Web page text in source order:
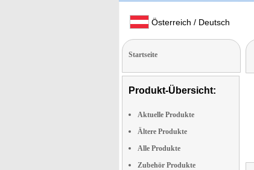
Österreich / Deutsch
Startseite
Produkt-Übersicht:
Aktuelle Produkte
Ältere Produkte
Alle Produkte
Zubehör Produkte